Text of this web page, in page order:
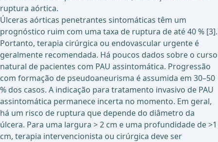
ruptura aórtica.
Úlceras aórticas penetrantes sintomáticas têm um
prognóstico ruim com uma taxa de ruptura de até 40 % [3].
Portanto, terapia cirúrgica ou endovascular urgente é
geralmente recomendada. Há poucos dados sobre o curso
natural de pacientes com PAU assintomática. Progressão
com formação de pseudoaneurisma é assumida em 30–50
% dos casos. A indicação para tratamento invasivo de PAU
assintomática permanece incerta no momento. Em geral,
há um risco de ruptura que depende do diâmetro da
úlcera. Para uma largura > 2 cm e uma profundidade de >1
cm, terapia intervencionista ou cirúrgica deve ser